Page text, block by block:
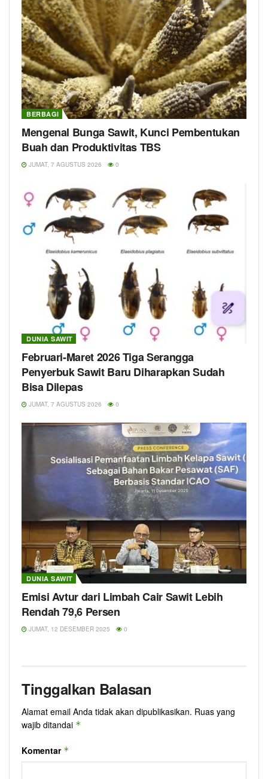
BERBAGI
Mengenal Bunga Sawit, Kunci Pembentukan
Buah dan Produktivitas TBS
JUMAT, 7 AGUSTUS 2026 0
DUNIA SAWIT
Februari-Maret 2026 Tiga Serangga
Penyerbuk Sawit Baru Diharapkan Sudah
Bisa Dilepas
JUMAT, 7 AGUSTUS 2026 0
DUNIA SAWIT
Emisi Avtur dari Limbah Cair Sawit Lebih
Rendah 79,6 Persen
JUMAT, 12 DESEMBER 2025 0
Tinggalkan Balasan
Alamat email Anda tidak akan dipublikasikan. Ruas yang
wajib ditandai *
Komentar *